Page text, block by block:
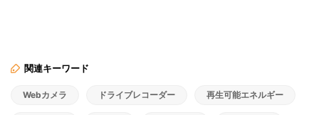
関連キーワード
Webカメラ ドライブレコーダー 再生可能エネルギー